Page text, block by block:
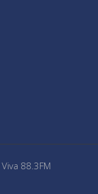
Viva 88.3FM